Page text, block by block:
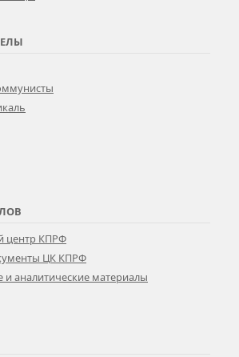
центр КПРФ
ЦК КПРФ
аналитические материалы